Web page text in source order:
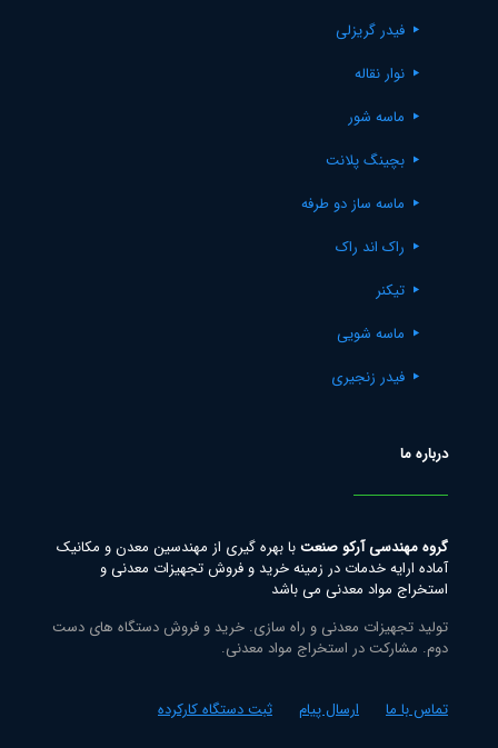
فیدر گریزلی
نوار نقاله
ماسه شور
بچینگ پلانت
ماسه ساز دو طرفه
راک اند راک
تیکنر
ماسه شویی
فیدر زنجیری
درباره ما
گروه مهندسی آرکو صنعتبا بهره گیری از مهندسین معدن و مکانیک
آماده ارایه خدمات در زمینه خرید و فروش تجهیزات معدنی و
استخراج مواد معدنی می باشد
تولید تجهیزات معدنی و راه سازی. خرید و فروش دستگاه های دست
دوم. مشارکت در استخراج مواد معدنی.
تماس با ما ارسال پیام ثبت دستگاه کارکرده